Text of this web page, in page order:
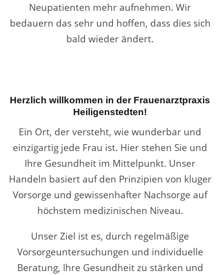
Neupatienten mehr aufnehmen. Wir
bedauern das sehr und hoffen, dass dies sich
bald wieder ändert.
Herzlich willkommen in der Frauenarztpraxis
Heiligenstedten!
Ein Ort, der versteht, wie wunderbar und
einzigartig jede Frau ist. Hier stehen Sie und
Ihre Gesundheit im Mittelpunkt. Unser
Handeln basiert auf den Prinzipien von kluger
Vorsorge und gewissenhafter Nachsorge auf
höchstem medizinischen Niveau.
Unser Ziel ist es, durch regelmäßige
Vorsorgeuntersuchungen und individuelle
Beratung, Ihre Gesundheit zu stärken und